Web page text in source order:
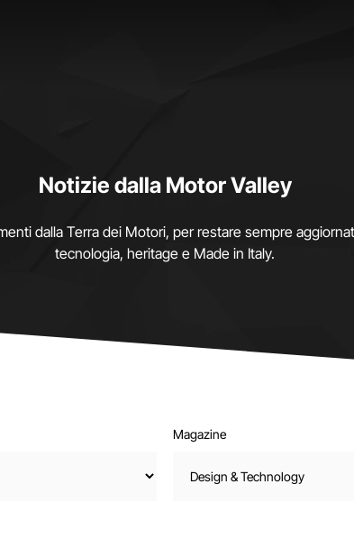
Notizie dalla Motor Valley
dalla Terra dei Motori, per restare sempre
tecnologia, heritage e Made in Italy.
Magazine